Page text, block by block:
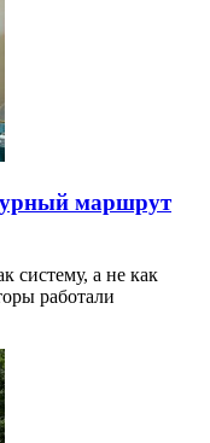
маршрут
систему, а не как
работали